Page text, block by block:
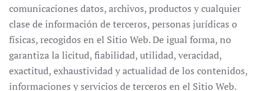
comunicaciones datos, archivos, productos y cualquier
clase de información de terceros, personas jurídicas o
físicas, recogidos en el Sitio Web. De igual forma, no
garantiza la licitud, fiabilidad, utilidad, veracidad,
exactitud, exhaustividad y actualidad de los contenidos,
informaciones y servicios de terceros en el Sitio Web.